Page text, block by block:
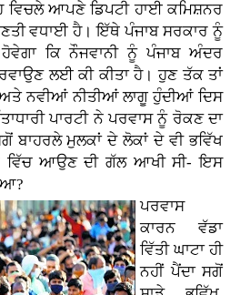
ਵਿਚਲੇ ਆਪਣੇ ਡਿਪਟੀ ਹਾਈ ਕਮਿਸ਼ਨਰ
ਵਧਾਈ ਹੈ। ਇੱਥੇ ਪੰਜਾਬ ਸਰਕਾਰ ਨੂੰ
ਕਿ ਨੌਜਵਾਨੀ ਨੂੰ ਪੰਜਾਬ ਅੰਦਰ
ਲਈ ਕੀ ਕੀਤਾ ਹੈ। ਹੁਣ ਤੱਕ ਤਾਂ
ਅਤੇ ਨਵੀਆਂ ਨੀਤੀਆਂ ਲਾਗੂ ਹੁੰਦੀਆਂ ਦਿਸ
ਪਾਰਟੀ ਨੇ ਪਰਵਾਸ ਨੂੰ ਰੋਕਣ ਦਾ
ਬਾਹਰਲੇ ਮੁਲਕਾਂ ਦੇ ਲੋਕਾਂ ਦੇ ਵੀ ਭਵਿੱਖ
ਵਿੱਚ ਆਉਣ ਦੀ ਗੱਲ ਆਖੀ ਸੀ- ਇਸ
ਪਰਵਾਸ
ਕਾਰਨ ਵੱਡਾ
ਵਿੱਤੀ ਘਾਟਾ ਹੀ
ਨਹੀਂ ਪੈਂਦਾ ਸਗੋਂ